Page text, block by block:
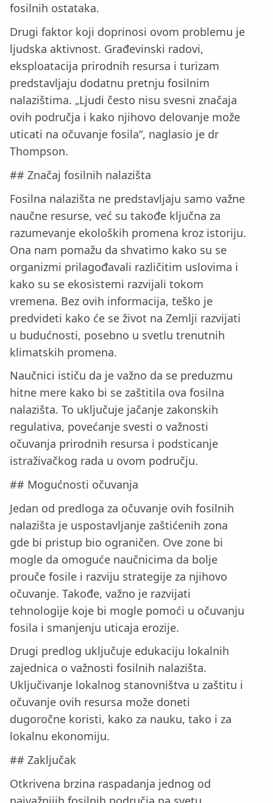
fosilnih ostataka.
Drugi faktor koji doprinosi ovom problemu je
ljudska aktivnost. Građevinski radovi,
eksploatacija prirodnih resursa i turizam
predstavljaju dodatnu pretnju fosilnim
nalazištima. „Ljudi često nisu svesni značaja
ovih područja i kako njihovo delovanje može
uticati na očuvanje fosila“, naglasio je dr
Thompson.
## Značaj fosilnih nalazišta
Fosilna nalazišta ne predstavljaju samo važne
naučne resurse, već su takođe ključna za
razumevanje ekoloških promena kroz istoriju.
Ona nam pomažu da shvatimo kako su se
organizmi prilagođavali različitim uslovima i
kako su se ekosistemi razvijali tokom
vremena. Bez ovih informacija, teško je
predvideti kako će se život na Zemlji razvijati
u budućnosti, posebno u svetlu trenutnih
klimatskih promena.
Naučnici ističu da je važno da se preduzmu
hitne mere kako bi se zaštitila ova fosilna
nalazišta. To uključuje jačanje zakonskih
regulativa, povećanje svesti o važnosti
očuvanja prirodnih resursa i podsticanje
istraživačkog rada u ovom području.
## Mogućnosti očuvanja
Jedan od predloga za očuvanje ovih fosilnih
nalazišta je uspostavljanje zaštićenih zona
gde bi pristup bio ograničen. Ove zone bi
mogle da omoguće naučnicima da bolje
prouče fosile i razviju strategije za njihovo
očuvanje. Takođe, važno je razvijati
tehnologije koje bi mogle pomoći u očuvanju
fosila i smanjenju uticaja erozije.
Drugi predlog uključuje edukaciju lokalnih
zajednica o važnosti fosilnih nalazišta.
Uključivanje lokalnog stanovništva u zaštitu i
očuvanje ovih resursa može doneti
dugoročne koristi, kako za nauku, tako i za
lokalnu ekonomiju.
## Zaključak
Otkrivena brzina raspadanja jednog od